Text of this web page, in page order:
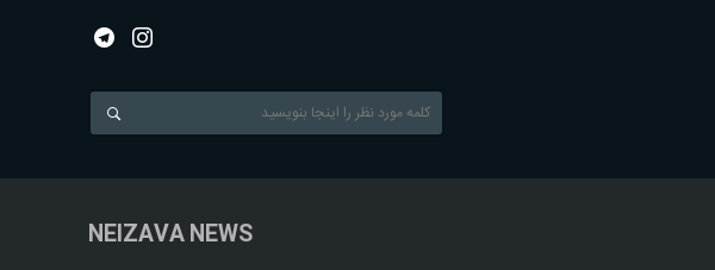
NEIZAVA NEWS